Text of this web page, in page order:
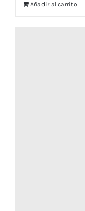
Añadir al carrito